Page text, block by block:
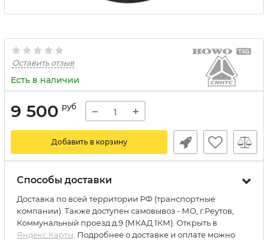
Оставить отзыв
Есть в наличии
9 500 руб − +
Добавить в корзину
Способы доставки
Доставка по всей территории РФ (транспортные
компании). Также доступен самовывоз - МО, г.Реутов,
Коммунальный проезд д.9 (МКАД 1КМ). Открыть в
Яндекс.Карты . Подробнее о доставке и оплате можно